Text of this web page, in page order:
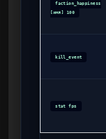
faction_happiness
[имя] 100
kill_event
stat fps